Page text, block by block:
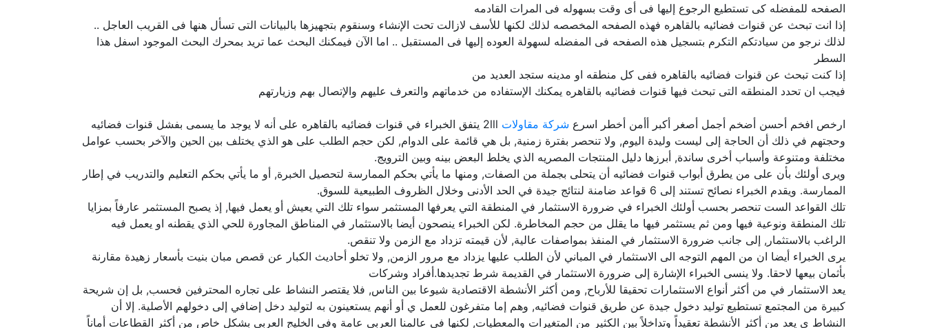
الصفحه للمفضله كى تستطيع الرجوع إليها فى أى وقت بسهوله فى المرات القادمه
إذا انت تبحث عن قنوات فضائيه بالقاهره فهذه الصفحه المخصصه لذلك لكنها للأسف لازالت تحت الإنشاء وسنقوم بتجهيزها بالبيانات التى تسأل هنها فى القريب العاجل ..
لذلك نرجو من سيادتكم التكرم بتسجيل هذه الصفحه فى المفضله لسهولة العوده إليها فى المستقبل .. اما الآن فيمكنك البحث عما تريد بمحرك البحث الموجود اسفل هذا
السطر
إذا كنت تبحث عن قنوات فضائيه بالقاهره ففى كل منطقه او مدينه ستجد العديد من
فيجب ان تحدد المنطقه التى تبحث فيها قنوات فضائيه بالقاهره يمكنك الإستفاده من خدماتهم والتعرف عليهم والإتصال بهم وزيارتهم
ارخص افخم أحسن أضخم أجمل أصغر أكبر أأمن أخطر اسرع شركة مقاولات
2lll يتفق الخبراء في قنوات فضائيه بالقاهره على أنه لا يوجد ما يسمى بفشل قنوات فضائيه
وحجتهم في ذلك أن الحاجة إلى ليست وليدة اليوم, ولا تنحصر بفترة زمنية, بل هي قائمة على الدوام, لكن حجم الطلب على هو الذي يختلف بين الحين والآخر بحسب عوامل
مختلفة ومتنوعة وأسباب أخرى ساندة, أبرزها دليل المنتجات المصريه الذي يخلط البعض بينه وبين الترويج.
ويرى أولئك بأن على من يطرق أبواب قنوات فضائيه أن يتحلى بجملة من الصفات, ومنها ما يأتي بحكم الممارسة لتحصيل الخبرة, أو ما يأتي بحكم التعليم والتدريب في إطار
الممارسة. ويقدم الخبراء نصائح تستند إلى 6 قواعد ضامنة لنتائج جيدة في الحد الأدنى وخلال الظروف الطبيعية للسوق.
تلك القواعد الست تنحصر بحسب أولئك الخبراء في ضرورة الاستثمار في المنطقة التي يعرفها المستثمر سواء تلك التي يعيش أو يعمل فيها, إذ يصبح المستثمر عارفاً بمزايا
تلك المنطقة ونوعية فيها ومن ثم يستثمر فيها ما يقلل من حجم المخاطرة. لكن الخبراء ينصحون أيضا بالاستثمار في المناطق المجاورة للحي الذي يقطنه او يعمل فيه
الراغب بالاستثمار, إلى جانب ضرورة الاستثمار في المنفذ بمواصفات عالية, لأن قيمته تزداد مع الزمن ولا تنقص.
يرى الخبراء أيضا ان من المهم التوجه الى الاستثمار في المباني لأن الطلب عليها يزداد مع مرور الزمن, ولا تخلو أحاديث الكبار عن قصص مبان بنيت بأسعار زهيدة مقارنة
بأثمان بيعها لاحقا. ولا ينسى الخبراء الإشارة إلى ضرورة الاستثمار في القديمة شرط تجديدها.أفراد وشركات
يعد الاستثمار في من أكثر أنواع الاستثمارات تحقيقا للأرباح, ومن أكثر الأنشطة الاقتصادية شيوعا بين الناس, فلا يقتصر النشاط على تجاره المحترفين فحسب, بل إن شريحة
كبيرة من المجتمع تستطيع توليد دخول جيدة عن طريق قنوات فضائيه, وهم إما متفرغون للعمل ي أو أنهم يستعينون به لتوليد دخل إضافي إلى دخولهم الأصلية. إلا أن
النشاط ي يعد من أكثر الأنشطة تعقيداً وتداخلاً بين الكثير من المتغيرات والمعطيات, لكنها في عالمنا العربي عامة وفي الخليج العربي بشكل خاص من أكثر القطاعات أماناً